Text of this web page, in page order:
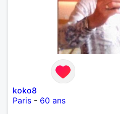
koko8
Paris - 60 ans